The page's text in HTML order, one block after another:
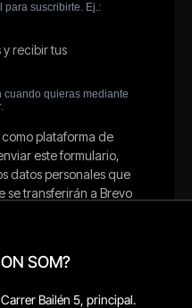
ON SOM?
Carrer Bailén 5, principal.